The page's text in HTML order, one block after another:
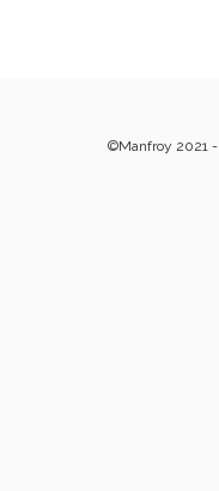
©Manfroy 2021 -